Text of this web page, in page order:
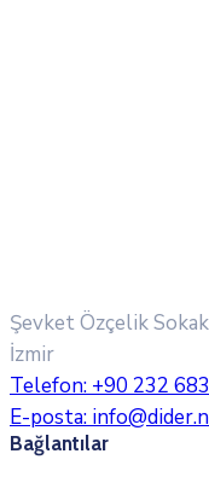
Şevket Özçelik
İzmir
Telefon: +90 232
E-posta:
Bağlantılar